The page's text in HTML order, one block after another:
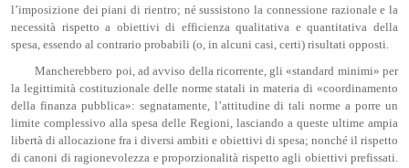
l’imposizione dei piani di rientro; né sussistono la connessione razionale e la
necessità rispetto a obiettivi di efficienza qualitativa e quantitativa della
spesa, essendo al contrario probabili (o, in alcuni casi, certi) risultati opposti.
Mancherebbero poi, ad avviso della ricorrente, gli «standard minimi» per
la legittimità costituzionale delle norme statali in materia di «coordinamento
della finanza pubblica»: segnatamente, l’attitudine di tali norme a porre un
limite complessivo alla spesa delle Regioni, lasciando a queste ultime ampia
libertà di allocazione fra i diversi ambiti e obiettivi di spesa; nonché il rispetto
di canoni di ragionevolezza e proporzionalità rispetto agli obiettivi prefissati.